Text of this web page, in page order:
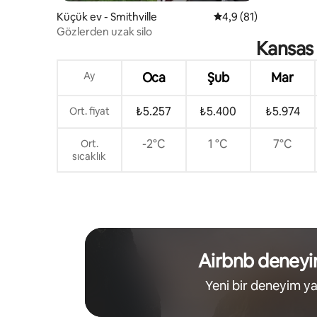
Küçük ev - Smithville 5 üzerinden
4,9 (81)
Gözlerden uzak silo
Ay Oca Şub Mar
Ort. fiyat ₺5.257 ₺5.400 ₺5.974
Ort.
sıcaklık
-2°C 1 °C 7°C
Airbnb
Yeni bir deneyim